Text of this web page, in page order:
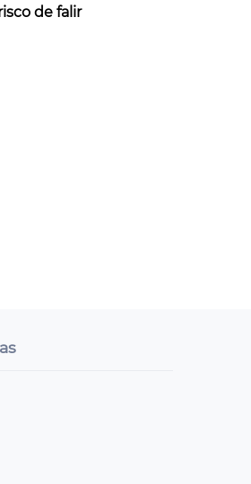
de falir